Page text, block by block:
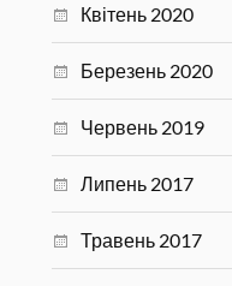
Квітень 2020
Березень 2020
Червень 2019
Липень 2017
Травень 2017